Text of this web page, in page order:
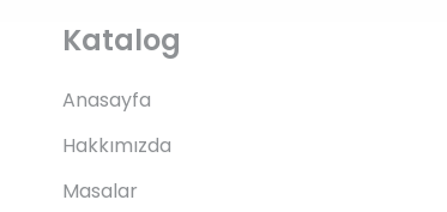
Katalog
Anasayfa
Hakkımızda
Masalar